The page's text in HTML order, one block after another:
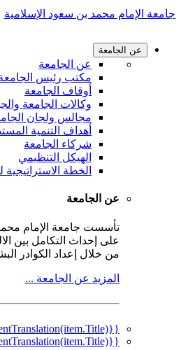
جامعة الإمام محمد بن سعود الإسلامية
عن الجامعة
عن الجامعة
مكتب رئيس
أوقاف الجامعة
وكالات الجامعة
مجالس ولجان
أهداف التنمية
شركاء الجامعة
الهيكل التنظيمي
الخطة الاستراتيجية
عن الجامعة
على إحداث التكامل بين
من خلال إعداد الكوادر
المزيد عن الجامعة ...
{{mmc.getCurrentTranslation(item.Title)}}
{{mmc.getCurrentTranslation(item.Title)}}